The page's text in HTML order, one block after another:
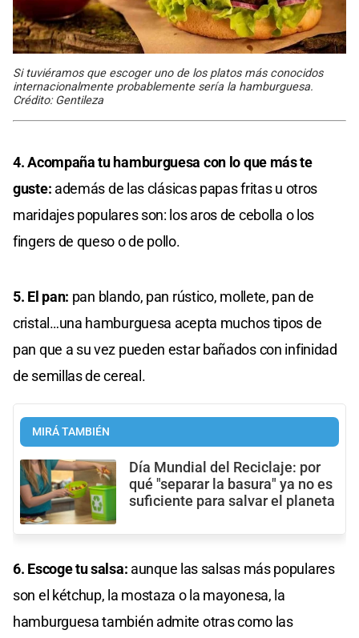
Si tuviéramos que escoger uno de los platos más conocidos
internacionalmente probablemente sería la hamburguesa.
Crédito: Gentileza
4. Acompaña tu hamburguesa con lo que más te
guste: además de las clásicas papas fritas u otros
maridajes populares son: los aros de cebolla o los
fingers de queso o de pollo.
5. El pan: pan blando, pan rústico, mollete, pan de
cristal…una hamburguesa acepta muchos tipos de
pan que a su vez pueden estar bañados con infinidad
de semillas de cereal.
MIRÁ TAMBIÉN
Día Mundial del Reciclaje: por
qué "separar la basura" ya no es
suficiente para salvar el planeta
6. Escoge tu salsa: aunque las salsas más populares
son el kétchup, la mostaza o la mayonesa, la
hamburguesa también admite otras como las